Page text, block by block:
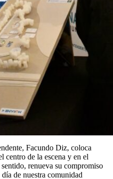
Facundo Diz, coloca
centro de la escena y en el
renueva su compromiso
de nuestra comunidad